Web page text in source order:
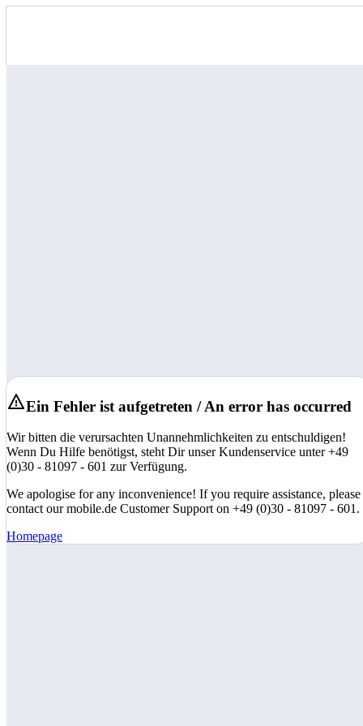
Ein Fehler ist aufgetreten / An error has occurred
Wir bitten die verursachten Unannehmlichkeiten zu entschuldigen!
Wenn Du Hilfe benötigst, steht Dir unser Kundenservice unter +49
(0)30 - 81097 - 601 zur Verfügung.
We apologise for any inconvenience! If you require assistance, please
contact our mobile.de Customer Support on +49 (0)30 - 81097 - 601.
Homepage